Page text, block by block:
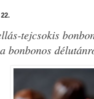
tejcsokis
bonbonos